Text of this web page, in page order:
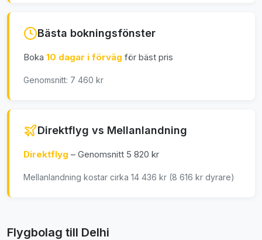
Bästa bokningsfönster
Boka 10 dagar i förväg för bäst pris
Genomsnitt: 7 460 kr
Direktflyg vs Mellanlandning
Direktflyg – Genomsnitt 5 820 kr
Mellanlandning kostar cirka 14 436 kr (8 616 kr dyrare)
Flygbolag till Delhi